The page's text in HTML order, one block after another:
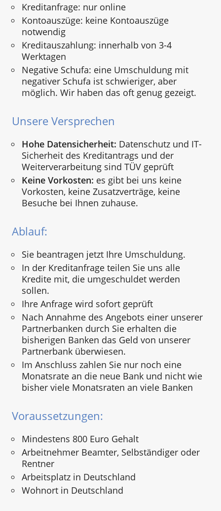
Kreditanfrage: nur online
Kontoauszüge: keine Kontoauszüge
notwendig
Kreditauszahlung: innerhalb von 3-4
Werktagen
Negative Schufa: eine Umschuldung mit
negativer Schufa ist schwieriger, aber
möglich. Wir haben das oft genug gezeigt.
Unsere Versprechen
Hohe Datensicherheit: Datenschutz und IT-
Sicherheit des Kreditantrags und der
Weiterverarbeitung sind TÜV geprüft
Keine Vorkosten: es gibt bei uns keine
Vorkosten, keine Zusatzverträge, keine
Besuche bei Ihnen zuhause.
Ablauf:
Sie beantragen jetzt Ihre Umschuldung.
In der Kreditanfrage teilen Sie uns alle
Kredite mit, die umgeschuldet werden
sollen.
Ihre Anfrage wird sofort geprüft
Nach Annahme des Angebots einer unserer
Partnerbanken durch Sie erhalten die
bisherigen Banken das Geld von unserer
Partnerbank überwiesen.
Im Anschluss zahlen Sie nur noch eine
Monatsrate an die neue Bank und nicht wie
bisher viele Monatsraten an viele Banken
Voraussetzungen:
Mindestens 800 Euro Gehalt
Arbeitnehmer Beamter, Selbständiger oder
Rentner
Arbeitsplatz in Deutschland
Wohnort in Deutschland